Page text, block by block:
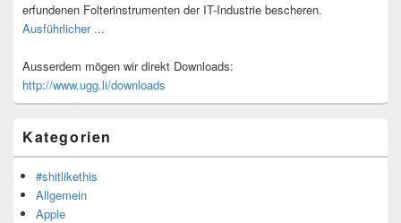
erfundenen Folterinstrumenten der IT-Industrie bescheren.
Ausführlicher ...
Ausserdem mögen wir direkt Downloads:
http://www.ugg.li/downloads
Kategorien
#shitlikethis
Allgemein
Apple